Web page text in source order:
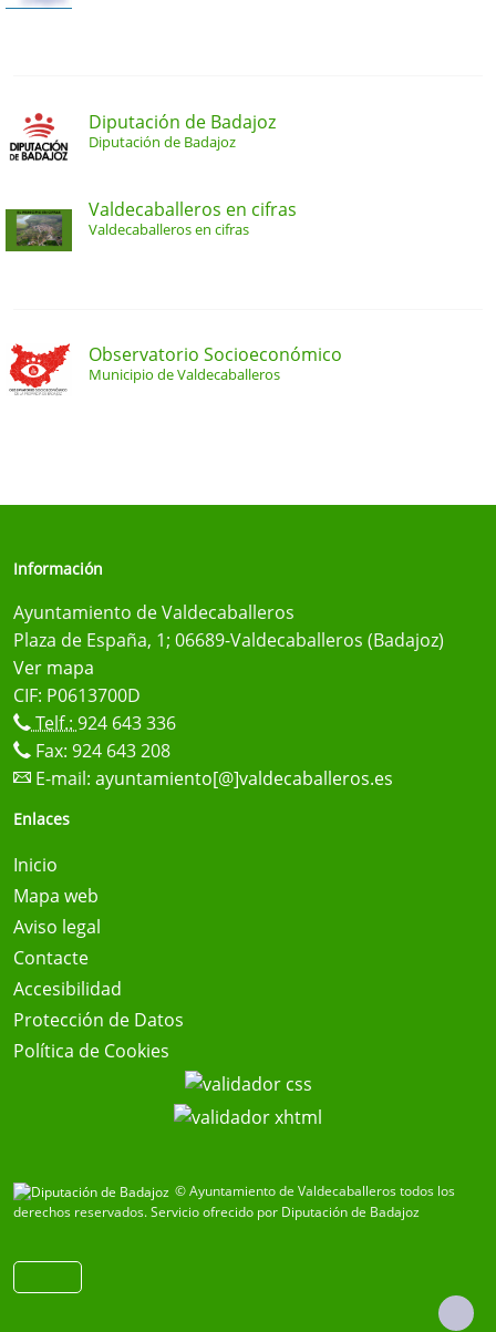
Diputación de Badajoz
Diputación de Badajoz
Valdecaballeros en cifras
Valdecaballeros en cifras
Observatorio Socioeconómico
Municipio de Valdecaballeros
Información
Ayuntamiento de Valdecaballeros
Plaza de España, 1; 06689-Valdecaballeros (Badajoz)
Ver mapa
CIF: P0613700D
Telf.: 924 643 336
Fax: 924 643 208
E-mail: ayuntamiento[@]valdecaballeros.es
Enlaces
Inicio
Mapa web
Aviso legal
Contacte
Accesibilidad
Protección de Datos
Política de Cookies
© Ayuntamiento de Valdecaballeros todos los
derechos reservados.Servicio ofrecido por Diputación de Badajoz